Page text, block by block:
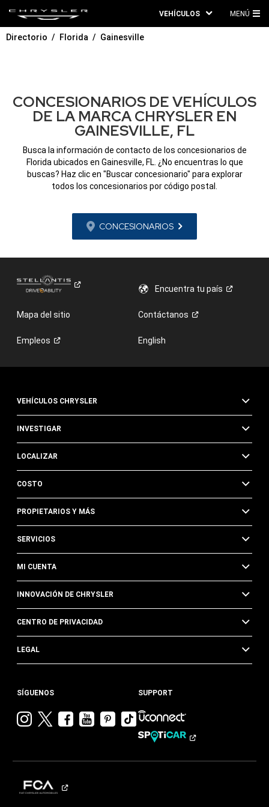
VEHÍCULOS MENÚ
Directorio Florida Gainesville
CONCESIONARIOS DE VEHÍCULOS
DE LA MARCA CHRYSLER EN
GAINESVILLE, FL
Busca la información de contacto de los concesionarios de
Florida ubicados en Gainesville, FL. ¿No encuentras lo que
buscas? Haz clic en "Buscar concesionario" para explorar
todos los concesionarios por código postal.
CONCESIONARIOS
Encuentra tupaís
Mapa del sitio Contáctanos
Empleos English
VEHÍCULOS CHRYSLER
INVESTIGAR
LOCALIZAR
COSTO
PROPIETARIOS Y MÁS
SERVICIOS
MI CUENTA
INNOVACIÓN DE CHRYSLER
CENTRO DE PRIVACIDAD
LEGAL
SÍGUENOS
VisitarVisitarVisitar
Chrysler en
Visitar
Chrysler en
Visitar
Chrysler en
Pinterest
Visita
Chrysler
Tik
SUPPORT